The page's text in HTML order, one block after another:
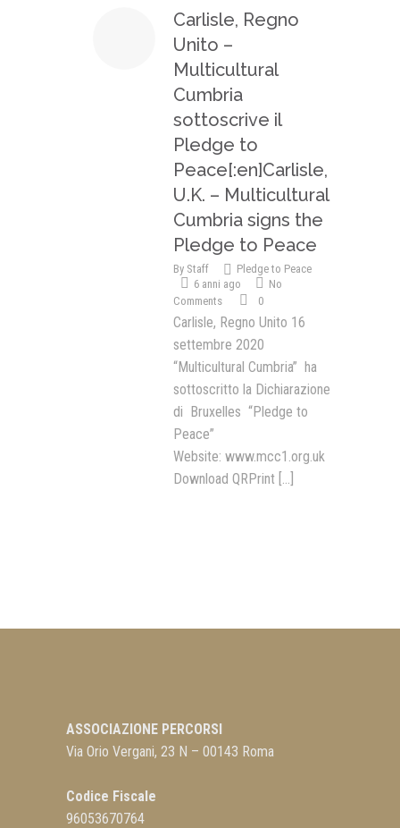
Presentazione video
Rassegna sul Pledge to Peace
della Pace
ALLA PACE
IN CLASSE PER LA PACE
MEDICINA PER LA PACE
MEDIA FOR PEACE
ATTIVITÀ IN CANTIERE
Carlisle, Regno
Unito –
Multicultural
Cumbria
sottoscrive il
Pledge to
Peace[:en]Carlisle,
U.K. – Multicultural
Cumbria signs the
Pledge to Peace
By Staff
Pledge to Peace
6 anni ago
No
Comments
0
Carlisle, Regno Unito 16
settembre 2020
“Multicultural Cumbria” ha
sottoscritto la Dichiarazione
di Bruxelles “Pledge to
Peace”
Website: www.mcc1.org.uk
Download QRPrint [...]
ASSOCIAZIONE PERCORSI
Via Orio Vergani, 23 N – 00143 Roma
Codice Fiscale
96053670764